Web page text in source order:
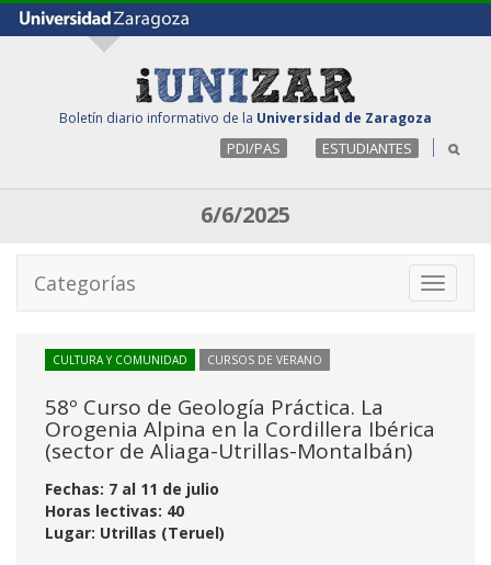
Boletín diario informativo de la Universidad de Zaragoza
PDI/PAS ESTUDIANTES
6/6/2025
Toggle
Categorías
CULTURA Y COMUNIDAD CURSOS DE VERANO
58º Curso de Geología Práctica. La
Orogenia Alpina en la Cordillera Ibérica
(sector de Aliaga-Utrillas-Montalbán)
Fechas: 7 al 11 de julio
Horas lectivas: 40
Lugar: Utrillas (Teruel)